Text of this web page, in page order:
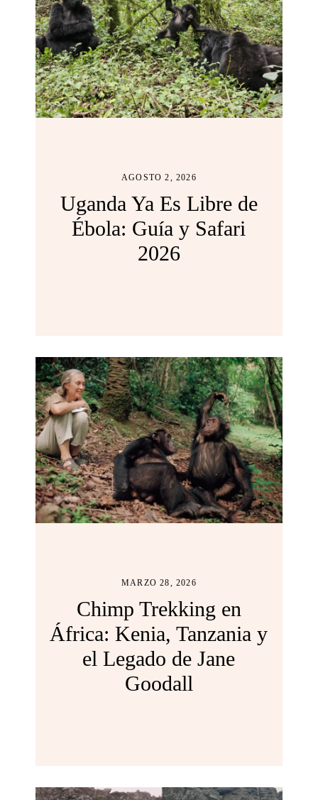
AGOSTO 2, 2026
Uganda Ya Es Libre de
Ébola: Guía y Safari
2026
MARZO 28, 2026
Chimp Trekking en
África: Kenia, Tanzania y
el Legado de Jane
Goodall